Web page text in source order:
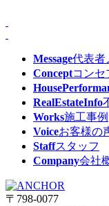
Message代表者
Conceptコンセ
RealEstateInfo
Works施工事例
Voiceお客様の
Staffスタッフ
Company会社
〒798-0077